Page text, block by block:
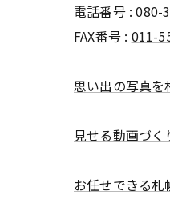
電話番号 :080-
FAX番号 : 011-
思い出の写真を
見せる動画づく
お任せできる